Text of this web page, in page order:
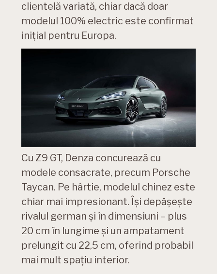
clientelă variată, chiar dacă doar
modelul 100% electric este confirmat
inițial pentru Europa.
Cu Z9 GT, Denza concurează cu
modele consacrate, precum Porsche
Taycan. Pe hârtie, modelul chinez este
chiar mai impresionant. Își depășește
rivalul german și în dimensiuni – plus
20 cm în lungime și un ampatament
prelungit cu 22,5 cm, oferind probabil
mai mult spațiu interior.